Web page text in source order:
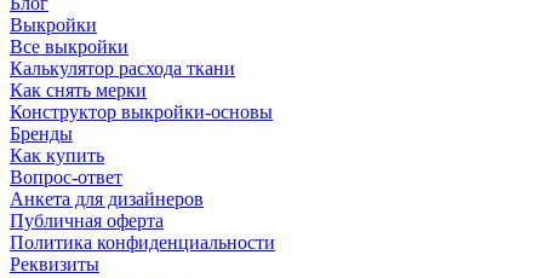
Выкройки
Все выкройки
Калькулятор расхода ткани
Как снять мерки
Конструктор выкройки-основы
Бренды
Как купить
Вопрос-ответ
Анкета для дизайнеров
Публичная оферта
Политика конфиденциальности
Реквизиты